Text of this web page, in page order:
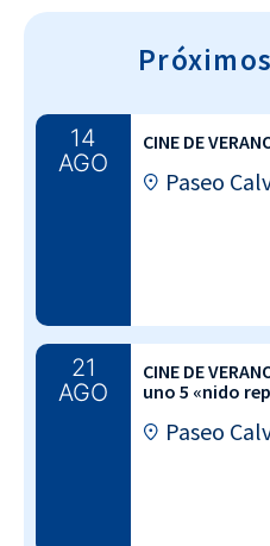
14
AGO
CINE DE
Paseo
21
AGO
CINE DE
uno 5 «nido
Paseo